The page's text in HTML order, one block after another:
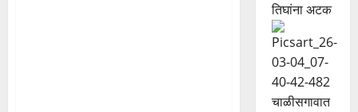
तिघांना अटक
चाळीसगावात